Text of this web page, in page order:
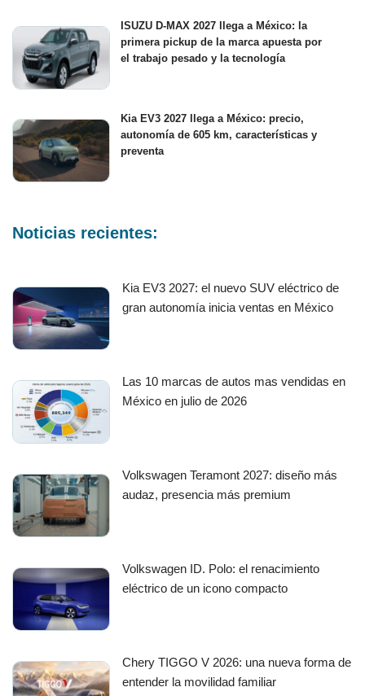
ISUZU D-MAX 2027 llega a México: la
primera pickup de la marca apuesta por
el trabajo pesado y la tecnología
Kia EV3 2027 llega a México: precio,
autonomía de 605 km, características y
preventa
Noticias recientes:
Kia EV3 2027: el nuevo SUV eléctrico de
gran autonomía inicia ventas en México
Las 10 marcas de autos mas vendidas en
México en julio de 2026
Volkswagen Teramont 2027: diseño más
audaz, presencia más premium
Volkswagen ID. Polo: el renacimiento
eléctrico de un icono compacto
Chery TIGGO V 2026: una nueva forma de
entender la movilidad familiar